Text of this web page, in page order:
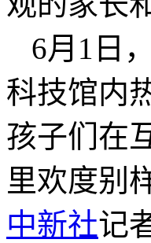
6月1日
科技馆内
孩子们在
里欢度别
中新社记